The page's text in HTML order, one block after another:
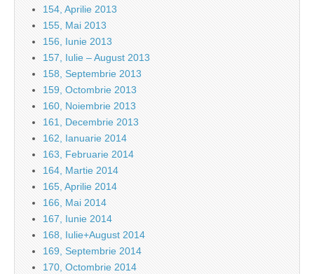
154, Aprilie 2013
155, Mai 2013
156, Iunie 2013
157, Iulie – August 2013
158, Septembrie 2013
159, Octombrie 2013
160, Noiembrie 2013
161, Decembrie 2013
162, Ianuarie 2014
163, Februarie 2014
164, Martie 2014
165, Aprilie 2014
166, Mai 2014
167, Iunie 2014
168, Iulie+August 2014
169, Septembrie 2014
170, Octombrie 2014